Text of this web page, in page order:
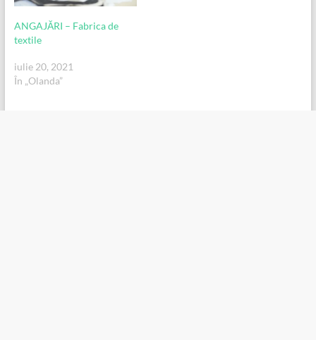
ANGAJĂRI – Fabrica de
textile
iulie 20, 2021
În „Olanda”